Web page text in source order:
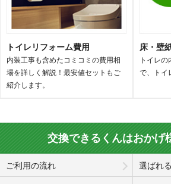
トイレリフォーム費用
内装工事も含めたコミコミの費用相
場を詳しく解説！最安値セットもご
紹介します。
床・壁
トイレ
で、トイ
交換できるくんはおかげ
ご利用の流れ 選ばれ